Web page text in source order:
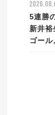
5連勝
新井
ゴー